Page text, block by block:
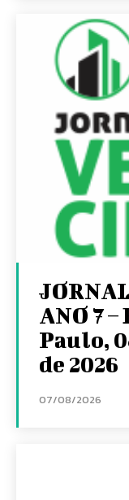
ANO 7 –
Paulo,
de 2026
07/08/2026